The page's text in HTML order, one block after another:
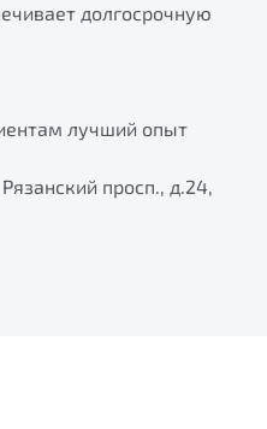
долгосрочную
лучший опыт
просп., д.24,